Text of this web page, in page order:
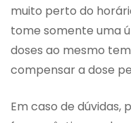
muito perto do
tome somente uma
doses ao mesmo
compensar a dose
Em caso de dúvidas,